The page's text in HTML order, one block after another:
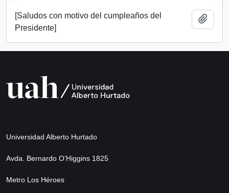
[Saludos con motivo del cumpleaños del
Presidente]
Universidad Alberto Hurtado
Avda. Bernardo O’Higgins 1825
Metro Los Héroes